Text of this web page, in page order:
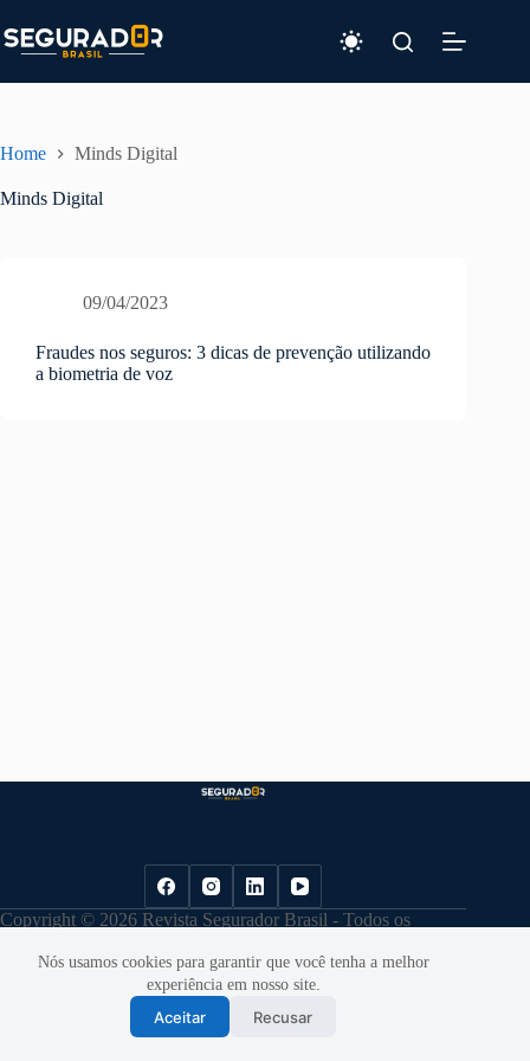
para
o
Nós usamos cookies para garantir que você tenha a melhor
experiência em nosso site.
Aceitar Recusar
Home Minds Digital
Minds Digital
09/04/2023
Fraudes nos seguros: 3 dicas de prevenção utilizando
a biometria de voz
Copyright © 2026 Revista Segurador Brasil - Todos os
Desenvolvido por